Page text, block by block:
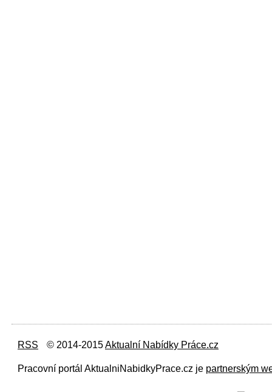
RSS © 2014-2015Aktualní Nabídky Práce.cz
Pracovní portál AktualniNabidkyPrace.cz je partnerským